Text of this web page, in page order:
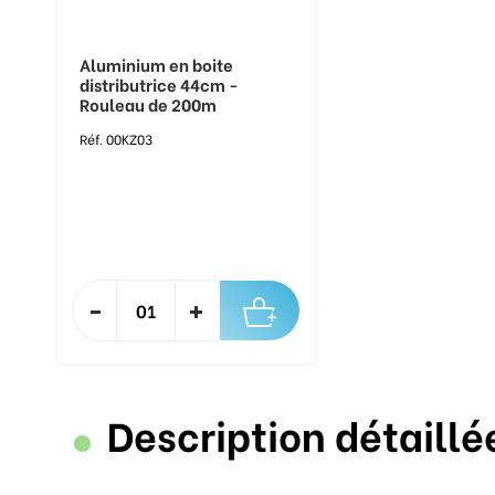
Aluminium en boite
distributrice 44cm -
Rouleau de 200m
Réf. 00KZ03
Description